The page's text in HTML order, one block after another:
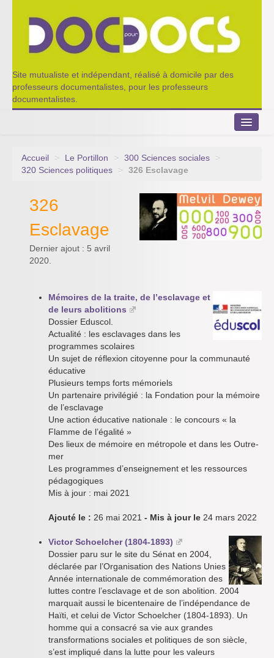
Site mutualiste et indépendant, réalisé à domicile par des
professeurs documentalistes, pour les professeurs
documentalistes.
Le Portillon
Nos outils de partage
Qui sommes-nous ?
Accueil > Le Portillon > 300 Sciences sociales
>
320 Sciences politiques
> 326 Esclavage
326
Esclavage
Dernier ajout : 5 avril
2020.
Mémoires de la traite, de l’esclavage et
de leurs abolitions
Dossier Eduscol.
Actualité : les esclavages dans les
programmes scolaires
Un sujet de réflexion citoyenne pour la communauté
éducative
Plusieurs temps forts mémoriels
Un partenaire privilégié : la Fondation pour la mémoire
de l’esclavage
Une action éducative nationale : le concours « la
Flamme de l’égalité »
Des lieux de mémoire en métropole et dans les Outre-
mer
Les programmes d’enseignement et les ressources
pédagogiques
Mis à jour : mai 2021
Ajouté le : 26 mai 2021 - Mis à jour le 24 mars 2022
Victor Schoelcher (1804-1893)
Dossier paru sur le site du Sénat en 2004,
déclarée par l’Organisation des Nations Unies
Année internationale de commémoration des
luttes contre l’esclavage et de son abolition. 2004
marquait aussi le bicentenaire de l’indépendance de
Haïti, et celui de Victor Schoelcher (1804-1893). Un
homme qui a consacré sa vie aux grandes
transformations sociales et politiques de son siècle,
s’est impliqué dans la lutte pour les valeurs